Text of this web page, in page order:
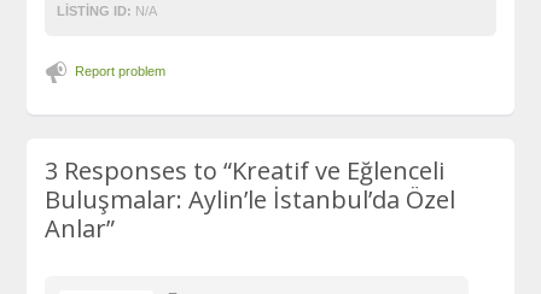
LISTING ID: N/A
Report problem
3 Responses to“Kreatif ve Eğlenceli
Buluşmalar: Aylin’le İstanbul’da Özel
Anlar”